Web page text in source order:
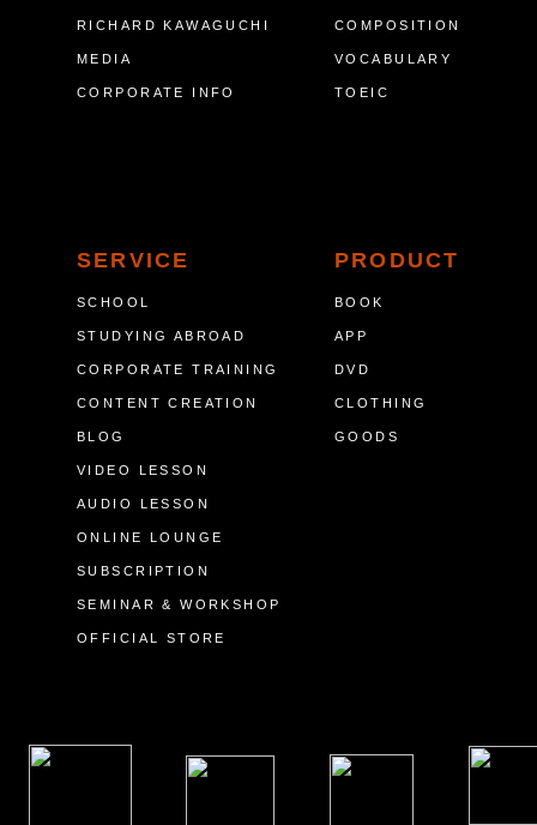
RICHARD KAWAGUCHI
MEDIA
CORPORATE INFO
COMPOSITION
VOCABULARY
TOEIC
SERVICE
SCHOOL
STUDYING ABROAD
CORPORATE TRAINING
CONTENT CREATION
BLOG
VIDEO LESSON
AUDIO LESSON
ONLINE LOUNGE
SUBSCRIPTION
SEMINAR & WORKSHOP
OFFICIAL STORE
PRODUCT
BOOK
APP
DVD
CLOTHING
GOODS